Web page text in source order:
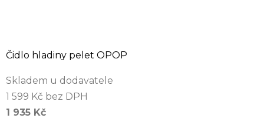
Čidlo hladiny pelet OPOP
Skladem u dodavatele
1 599 Kč bez DPH
1 935 Kč